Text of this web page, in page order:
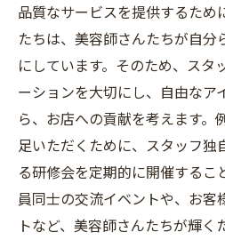
品質なサービスを提供するため
たちは、美容師さんたちが自分
にしています。そのため、スタ
ーションを大切にし、自由なア
ら、お店への貢献を考えます。
足いただくために、スタッフ独
る研修会を定期的に開催するこ
員同士の交流イベントや、お客
トなど、美容師さんたちが輝く